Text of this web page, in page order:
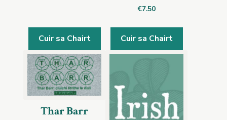
Cuir sa Chairt
€7.50
Cuir sa Chairt
Thar Barr